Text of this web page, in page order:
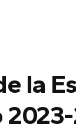
la